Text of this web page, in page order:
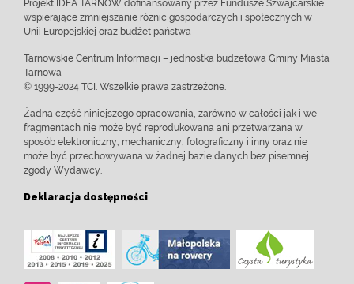
Projekt IDEA TARNÓW dofinansowany przez Fundusze Szwajcarskie
wspierające zmniejszanie różnic gospodarczych i społecznych w
Unii Europejskiej oraz budżet państwa
Tarnowskie Centrum Informacji – jednostka budżetowa Gminy Miasta
Tarnowa
© 1999-2024 TCI. Wszelkie prawa zastrzeżone.
Żadna część niniejszego opracowania, zarówno w całości jak i we
fragmentach nie może być reprodukowana ani przetwarzana w
sposób elektroniczny, mechaniczny, fotograficzny i inny oraz nie
może być przechowywana w żadnej bazie danych bez pisemnej
zgody Wydawcy.
Deklaracja dostępności